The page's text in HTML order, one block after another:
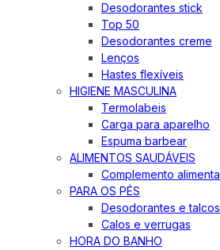
Desodorantes stick
Top 50
Desodorantes creme
Lenços
Hastes flexíveis
HIGIENE MASCULINA
Termolabeis
Carga para aparelho
Espuma barbear
ALIMENTOS SAUDÁVEIS
Complemento
PARA OS PÉS
Desodorantes e talcos
Calos e verrugas
HORA DO BANHO